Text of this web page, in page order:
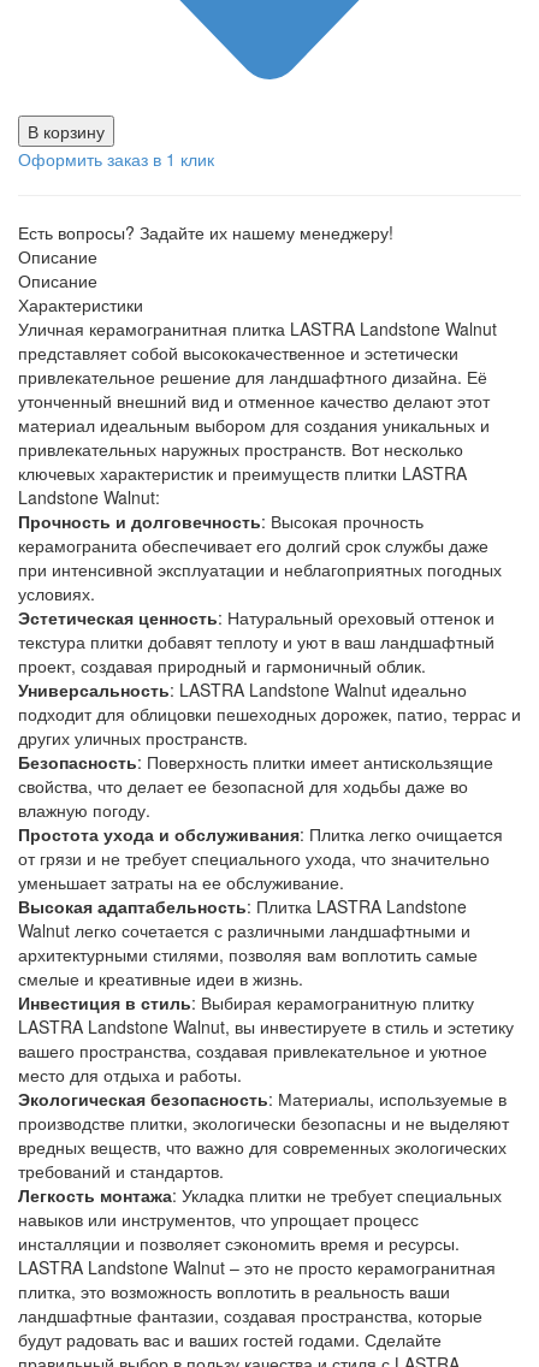
В корзину
Оформить заказ в 1 клик
Есть вопросы? Задайте их нашему менеджеру!
Описание
Описание
Характеристики
Уличная керамогранитная плитка LASTRA Landstone Walnut
представляет собой высококачественное и эстетически
привлекательное решение для ландшафтного дизайна. Её
утонченный внешний вид и отменное качество делают этот
материал идеальным выбором для создания уникальных и
привлекательных наружных пространств. Вот несколько
ключевых характеристик и преимуществ плитки LASTRA
Landstone Walnut:
Прочность и долговечность: Высокая прочность
керамогранита обеспечивает его долгий срок службы даже
при интенсивной эксплуатации и неблагоприятных погодных
условиях.
Эстетическая ценность: Натуральный ореховый оттенок и
текстура плитки добавят теплоту и уют в ваш ландшафтный
проект, создавая природный и гармоничный облик.
Универсальность: LASTRA Landstone Walnut идеально
подходит для облицовки пешеходных дорожек, патио, террас и
других уличных пространств.
Безопасность: Поверхность плитки имеет антискользящие
свойства, что делает ее безопасной для ходьбы даже во
влажную погоду.
Простота ухода и обслуживания: Плитка легко очищается
от грязи и не требует специального ухода, что значительно
уменьшает затраты на ее обслуживание.
Высокая адаптабельность: Плитка LASTRA Landstone
Walnut легко сочетается с различными ландшафтными и
архитектурными стилями, позволяя вам воплотить самые
смелые и креативные идеи в жизнь.
Инвестиция в стиль: Выбирая керамогранитную плитку
LASTRA Landstone Walnut, вы инвестируете в стиль и эстетику
вашего пространства, создавая привлекательное и уютное
место для отдыха и работы.
Экологическая безопасность: Материалы, используемые в
производстве плитки, экологически безопасны и не выделяют
вредных веществ, что важно для современных экологических
требований и стандартов.
Легкость монтажа: Укладка плитки не требует специальных
навыков или инструментов, что упрощает процесс
инсталляции и позволяет сэкономить время и ресурсы.
LASTRA Landstone Walnut – это не просто керамогранитная
плитка, это возможность воплотить в реальность ваши
ландшафтные фантазии, создавая пространства, которые
будут радовать вас и ваших гостей годами. Сделайте